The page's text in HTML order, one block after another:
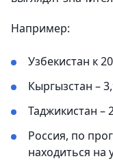
Например:
Узбекистан к
Кыргызстан –
Таджикистан –
Россия, по
находиться на